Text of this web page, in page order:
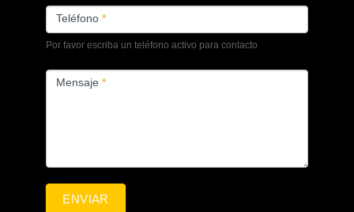
Teléfono*
Por favor escriba un teléfono activo para contacto
Mensaje*
ENVIAR